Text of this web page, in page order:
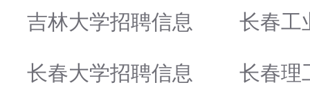
吉林大学招聘信息 长春工
长春大学招聘信息 长春理